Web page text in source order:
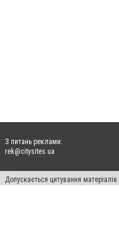
З питань реклами:
rek@citysites.ua
Допускається цитування
для пошукових систем